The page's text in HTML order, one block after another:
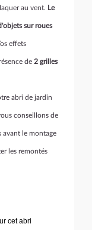
au vent. Le
sur roues
effets
de 2 grilles
abri de jardin
conseillons de
avant le montage
les remontés
cet abri